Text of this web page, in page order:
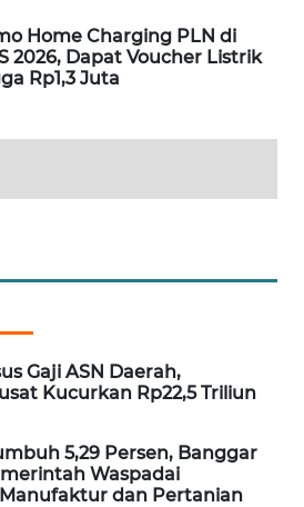
Home Charging PLN di
2026, Dapat Voucher Listrik
Rp1,3 Juta
Gaji ASN Daerah,
Kucurkan Rp22,5 Triliun
5,29 Persen, Banggar
Waspadai
dan Pertanian